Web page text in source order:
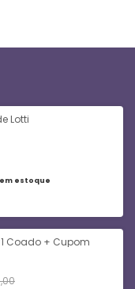
Lotti
em estoque
Coado + Cupom